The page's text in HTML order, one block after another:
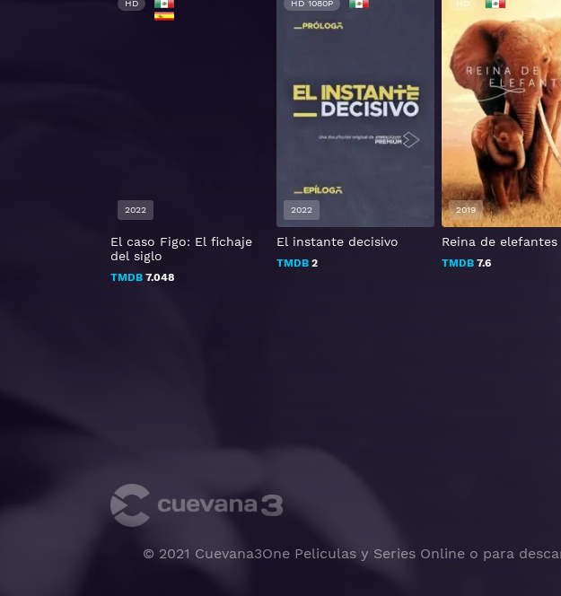
El caso Figo: El fichaje
del siglo
TMDB 7.048
HD
2022
El instante decisivo
TMDB2
HD 1080P
2022
Reina de elefantes
TMDB7.6
HD
2019
© 2021 Cuevana3One Peliculas y Series Online o para